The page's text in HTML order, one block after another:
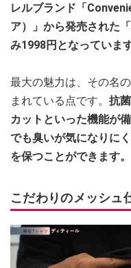
レルブランド「
ア）」から発売された
み1998円となっています
最大の魅力は、その名
まれている点です。 抗
カットといった機能が
でも臭いが気になりに
を保つことができます。
こだわりのメッシュ